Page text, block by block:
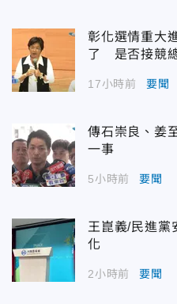
彰化選情重大
了 是否接競
17小時前 要聞
傳石崇良、姜
一事
5小時前 要聞
王崑義/民進
化
2小時前 要聞